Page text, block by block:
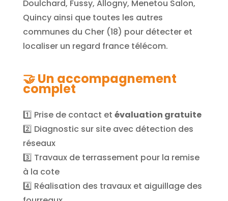
Doulchard, Fussy, Allogny, Menetou Salon,
Quincy ainsi que toutes les autres
communes du Cher (18) pour détecter et
localiser un regard france télécom.
🤝Un accompagnement
complet
1️⃣ Prise de contact et évaluation gratuite
2️⃣ Diagnostic sur site avec détection des
réseaux
3️⃣ Travaux de terrassement pour la remise
à la cote
4️⃣ Réalisation des travaux et aiguillage des